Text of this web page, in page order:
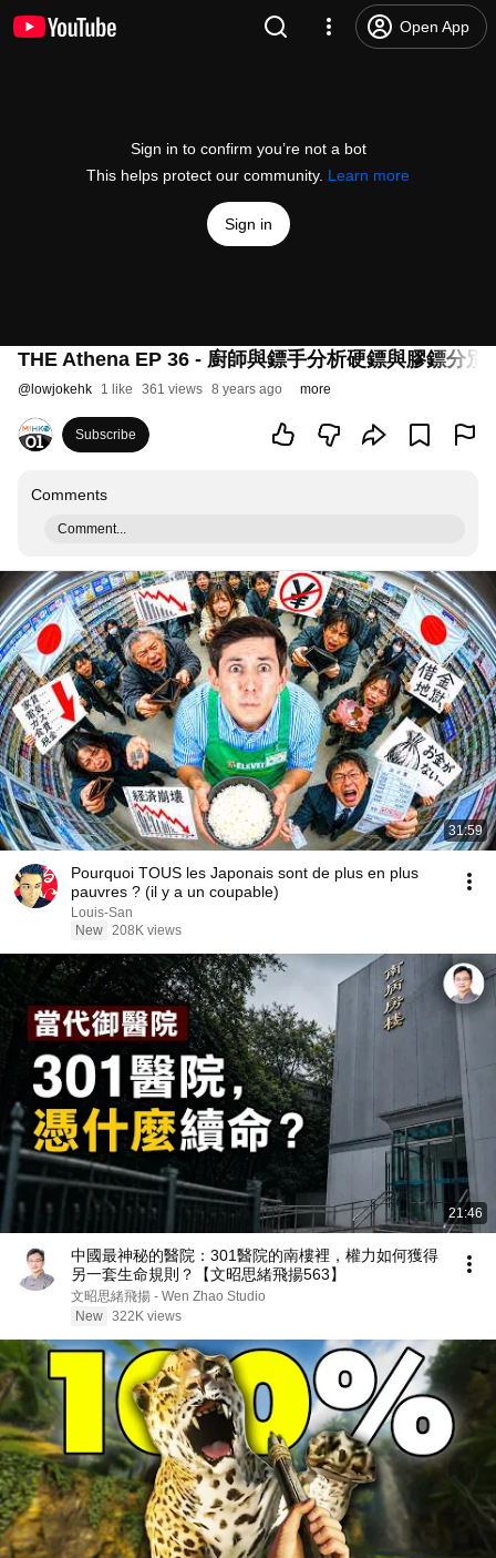
Open App
Sign in to confirm you’re not a bot
This helps protect our community. Learn more
Sign in
THE Athena EP 36 - 廚師與鏢手分析硬鏢與膠鏢分別
@ lowjokehk 1 like 361 views 8 years ago more
Subscribe
Comments
Comment...
31:59
Pourquoi TOUS les Japonais sont de plus en plus
pauvres ? (il y a un coupable)
Louis-San
New 208K views
21:46
中國最神秘的醫院：301醫院的南樓裡，權力如何獲得
另一套生命規則？【文昭思緒飛揚563】
文昭思緒飛揚 - Wen Zhao Studio
New 322K views